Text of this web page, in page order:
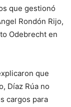
que gestionó
Rondón Rijo,
Odebrecht en
que
Díaz Rúa no
cargos para